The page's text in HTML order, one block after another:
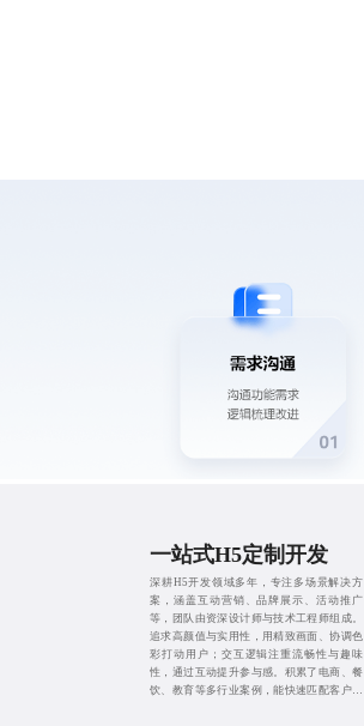
一站式H5定制开发
深耕H5开发领域多年，专注多场景解决方
案，涵盖互动营销、品牌展示、活动推广
等，团队由资深设计师与技术工程师组成。
追求高颜值与实用性，用精致画面、协调色
彩打动用户；交互逻辑注重流畅性与趣味
性，通过互动提升参与感。积累了电商、餐
饮、教育等多行业案例，能快速匹配客户需